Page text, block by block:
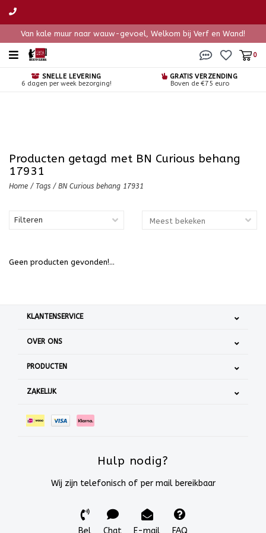
Van kale muur naar wauw-gevoel, Welkom bij Verf en Wand!
0
SNELLE LEVERING
6 dagen per week bezorging!
GRATIS VERZENDING
Boven de €75 euro
Producten getagd met BN Curious behang
17931
Home / Tags / BN Curious behang 17931
Filteren
Geen producten gevonden!...
KLANTENSERVICE
OVER ONS
PRODUCTEN
ZAKELIJK
Hulp nodig?
Wij zijn telefonisch of per mail bereikbaar
Bel Chat E-mail FAQ